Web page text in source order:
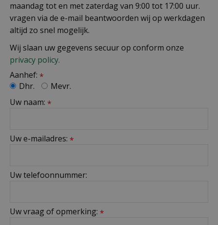
maandag tot en met zaterdag van 9:00 tot 17:00 uur.
vragen via de e-mail beantwoorden wij op werkdagen
altijd zo snel mogelijk.
Wij slaan uw gegevens secuur op conform onze
privacy policy.
Aanhef: *
Dhr.
Mevr.
Uw naam: *
Uw e-mailadres: *
Uw telefoonnummer:
Uw vraag of opmerking: *